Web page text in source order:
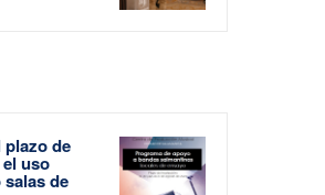
plazo de
uso
de